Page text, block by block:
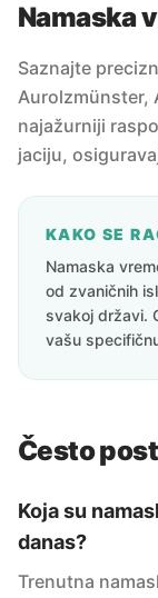
Namaska
Saznajte
Aurolzmünster,
najažurniji
jaciju,
KAKO SE
Namaska
od zvaničnih
svakoj državi.
vašu
Često
Koja su
danas?
Trenutna